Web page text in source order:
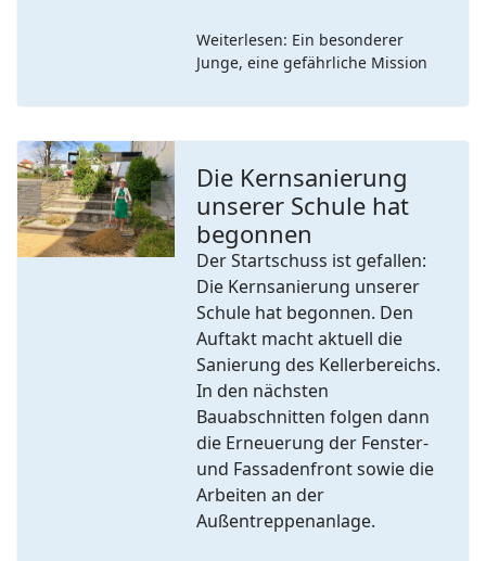
Weiterlesen: Ein besonderer
Junge, eine gefährliche Mission
Previous Next
Die Kernsanierung
unserer Schule hat
begonnen
Der Startschuss ist gefallen:
Die Kernsanierung unserer
Schule hat begonnen. Den
Auftakt macht aktuell die
Sanierung des Kellerbereichs.
In den nächsten
Bauabschnitten folgen dann
die Erneuerung der Fenster-
und Fassadenfront sowie die
Arbeiten an der
Außentreppenanlage.